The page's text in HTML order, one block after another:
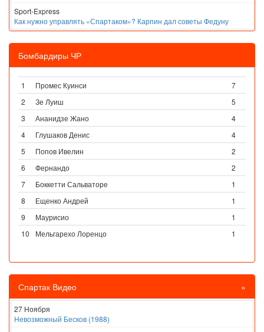
Sport-Express
Как нужно управлять «Спартаком»? Карпин дал советы Федуну
Бомбардиры ЧР
1 Промес Куинси
7
2
Зе Луиш
5
3
Ананидзе Жано
4
4
Глушаков Денис
4
5
Попов Ивелин
2
6
Фернандо
2
7
Боккетти Сальваторе
1
8
Ещенко Андрей
1
9
Маурисио
1
10
Мельгарехо Лоренцо 1
Спартак Видео »
27 Ноября
Невозможный Бесков (1988)